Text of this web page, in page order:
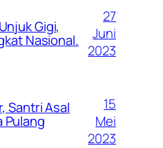
Gigi,
Nasional.
27
Juni
2023
Santri Asal
Pulang
15
Mei
2023